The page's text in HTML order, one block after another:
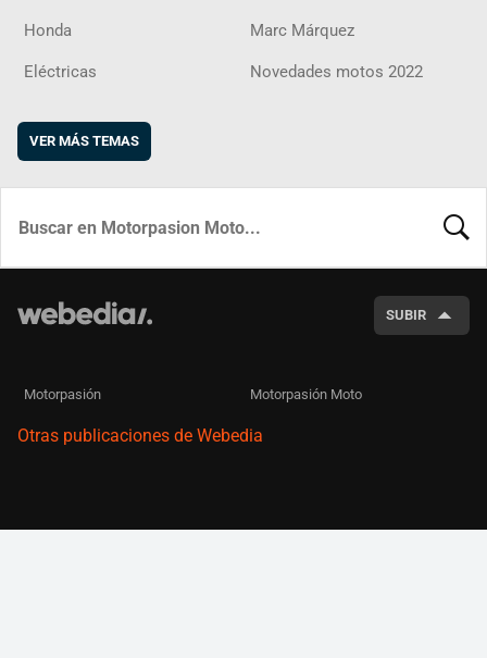
Honda Marc Márquez
Eléctricas Novedades motos 2022
VER MÁS TEMAS
SUBIR
Motorpasión Motorpasión Moto
Otras publicaciones de Webedia